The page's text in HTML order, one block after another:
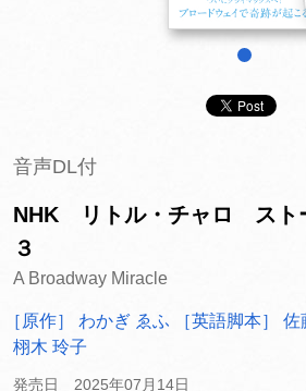
音声DL付
NHK リトル・チャロ スト
３
A Broadway Miracle
［原作］ わかぎ ゑふ ［英語脚本］ 佐
栩木 玲子
発売日 2025年07月14日